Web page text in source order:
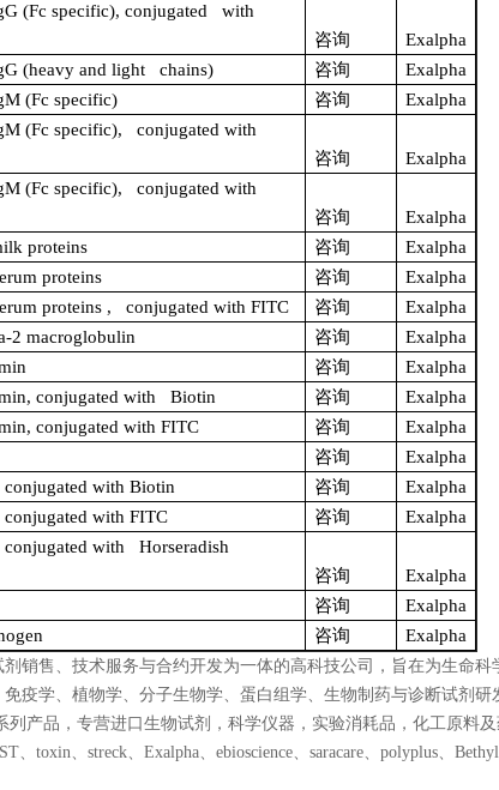
(Fc specific), conjugated with
咨询
Exalpha
(heavy and light chains) 咨询
Exalpha
(Fc specific) 咨询 Exalpha
(Fc specific), conjugated with
咨询 Exalpha
(Fc specific), conjugated with
咨询
Exalpha
proteins 咨询
Exalpha
proteins 咨询
Exalpha
proteins , conjugated with FITC 咨询
Exalpha
2 macroglobulin 咨询
Exalpha
咨询
Exalpha
conjugated with Biotin 咨询
Exalpha
conjugated with FITC 咨询
Exalpha
咨询
Exalpha
conjugated with Biotin 咨询
Exalpha
conjugated with FITC 咨询 Exalpha
conjugated with Horseradish
咨询
Exalpha
咨询
Exalpha
咨询 Exalpha
销售、技术服务与合约开发为一体的高科技公司，旨在为生命
疫学、植物学、分子生物学、蛋白组学、生物制药与诊断试剂研
列产品，专营进口生物试剂，科学仪器，实验消耗品，化工原料
、 toxin、 streck、 Exalpha、 ebioscience、 saracare、 polyplus、 Bethyl